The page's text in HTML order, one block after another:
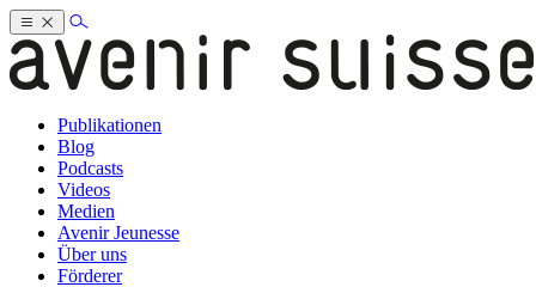
Publikationen
Blog
Podcasts
Videos
Medien
Avenir Jeunesse
Über uns
Förderer